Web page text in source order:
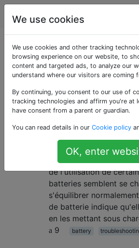
Robotique
Questions
4
Comment
batterie LiPo va mal?
Dans notre laboratoire,
quadrotors.
rencontré des
de l'utilisation de
batteries semblent se
s'équilibrer
de batterie indique
en les mettant sous
9
battery
We use cookies
We use cookies and other tracking
browsing experience on our website, to
content and targeted ads, to analyze our
understand where our visitors are coming
By continuing, you consent to our use of
tracking technologies and affirm you're at
have consent from a parent or guardian.
You can read details in our Cookie policy
OK, enter